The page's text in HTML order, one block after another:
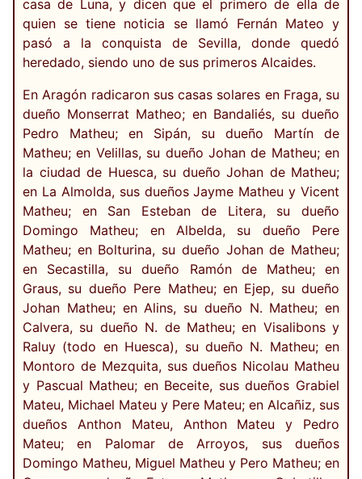
casa de Luna, y dicen que el primero de ella de
quien se tiene noticia se llamó Fernán Mateo y
pasó a la conquista de Sevilla, donde quedó
heredado, siendo uno de sus primeros Alcaides.
En Aragón radicaron sus casas solares en Fraga, su
dueño Monserrat Matheo; en Bandaliés, su dueño
Pedro Matheu; en Sipán, su dueño Martín de
Matheu; en Velillas, su dueño Johan de Matheu; en
la ciudad de Huesca, su dueño Johan de Matheu;
en La Almolda, sus dueños Jayme Matheu y Vicent
Matheu; en San Esteban de Litera, su dueño
Domingo Matheu; en Albelda, su dueño Pere
Matheu; en Bolturina, su dueño Johan de Matheu;
en Secastilla, su dueño Ramón de Matheu; en
Graus, su dueño Pere Matheu; en Ejep, su dueño
Johan Matheu; en Alins, su dueño N. Matheu; en
Calvera, su dueño N. de Matheu; en Visalibons y
Raluy (todo en Huesca), su dueño N. Matheu; en
Montoro de Mezquita, sus dueños Nicolau Matheu
y Pascual Matheu; en Beceite, sus dueños Grabiel
Mateu, Michael Mateu y Pere Mateu; en Alcañiz, sus
dueños Anthon Mateu, Anthon Mateu y Pedro
Mateu; en Palomar de Arroyos, sus dueños
Domingo Matheu, Miguel Matheu y Pero Matheu; en